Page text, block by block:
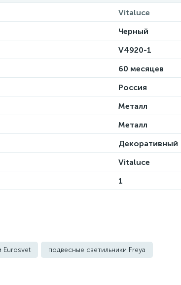
Vitaluce
Черный
V4920-1
60 месяцев
Россия
Металл
Металл
Декоративный
Vitaluce
1
Eurosvet подвесные светильники Freya